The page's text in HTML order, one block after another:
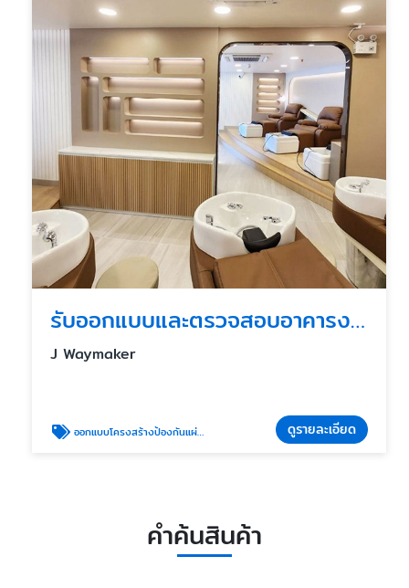
รับออกแบบและตรวจสอบอาคารงานโครงสร้างที่ป้องกันแผ่นดินไหว
J Waymaker
ออกแบบโครงสร้างป้องกันแผ่นดินไหว ดูรายละเอียด
คำค้นสินค้า